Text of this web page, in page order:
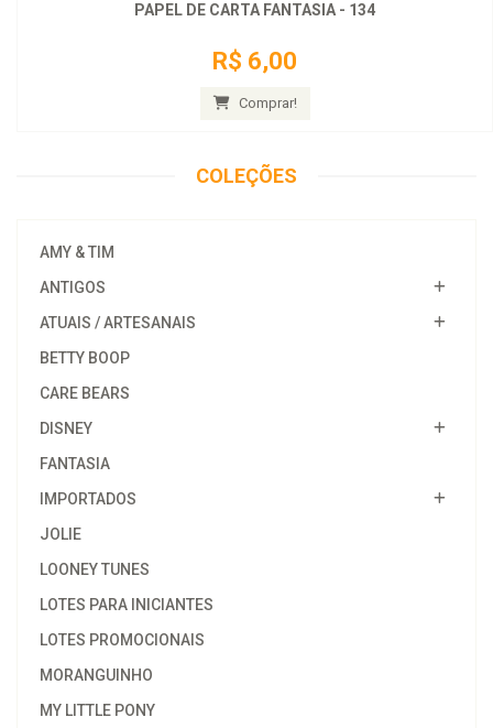
PAPEL DE CARTA FANTASIA - 134
R$ 6,00
Comprar!
COLEÇÕES
AMY & TIM
ANTIGOS
ATUAIS / ARTESANAIS
BETTY BOOP
CARE BEARS
DISNEY
FANTASIA
IMPORTADOS
JOLIE
LOONEY TUNES
LOTES PARA INICIANTES
LOTES PROMOCIONAIS
MORANGUINHO
MY LITTLE PONY